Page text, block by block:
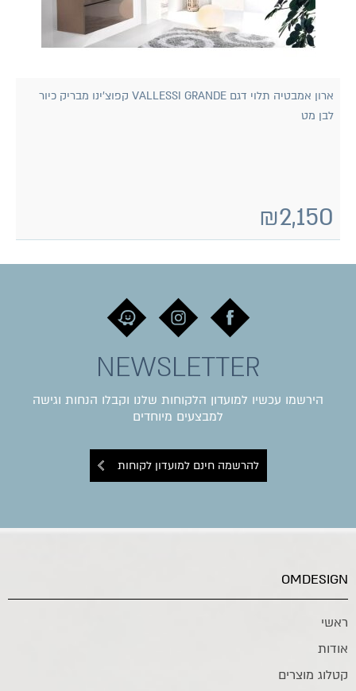
ארון אמבטיה תלוי דגם VALLESSI GRANDE קפוצ'ינו מבריק כיור
לבן מט
₪2,150
NEWSLETTER
הירשמו עכשיו למועדון הלקוחות שלנו וקבלו הנחות וגישה
למבצעים מיוחדים
להרשמה חינם למועדון לקוחות
OMDESIGN
ראשי
אודות
קטלוג מוצרים